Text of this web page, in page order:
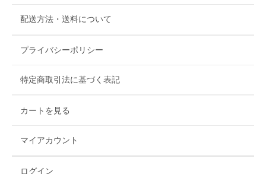
配送方法・送料について
プライバシーポリシー
特定商取引法に基づく表記
カートを見る
マイアカウント
ログイン